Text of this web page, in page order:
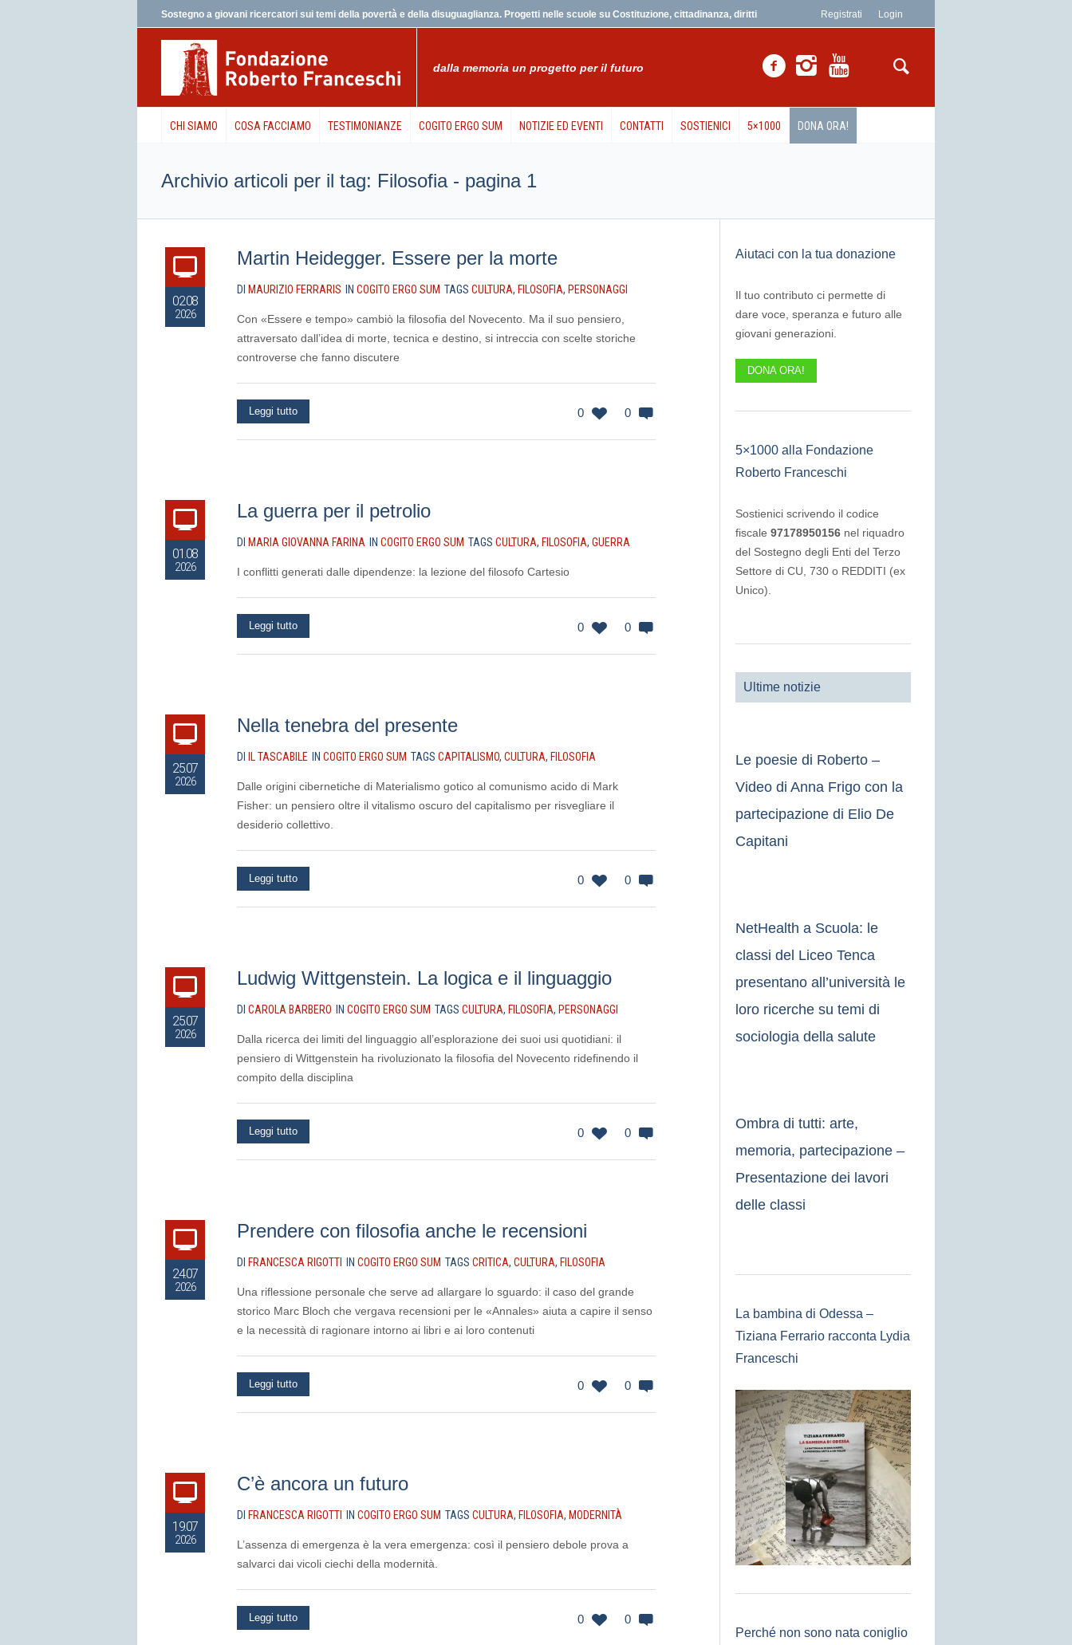
Registrati Login
Sostegno a giovani ricercatori sui temi della povertà e della disuguaglianza. Progetti nelle scuole su Costituzione, cittadinanza, diritti
dalla memoria un progetto per il futuro
CHI SIAMO COSA FACCIAMO TESTIMONIANZE COGITO ERGO SUM NOTIZIE ED EVENTI CONTATTI SOSTIENICI 5×1000 DONA ORA!
Archivio articoli per il tag: Filosofia - pagina 1
02.08
2026
Martin Heidegger. Essere per la morte
DI MAURIZIO FERRARIS IN COGITO ERGO SUM TAGS CULTURA, FILOSOFIA, PERSONAGGI
Con «Essere e tempo» cambiò la filosofia del Novecento. Ma il suo pensiero,
attraversato dall’idea di morte, tecnica e destino, si intreccia con scelte storiche
controverse che fanno discutere
0 0
Leggi tutto
01.08
2026
La guerra per il petrolio
DI MARIA GIOVANNA FARINA IN COGITO ERGO SUM TAGS CULTURA, FILOSOFIA, GUERRA
I conflitti generati dalle dipendenze: la lezione del filosofo Cartesio
0 0
Leggi tutto
25.07
2026
Nella tenebra del presente
DI IL TASCABILE IN COGITO ERGO SUM TAGS CAPITALISMO, CULTURA, FILOSOFIA
Dalle origini cibernetiche di Materialismo gotico al comunismo acido di Mark
Fisher: un pensiero oltre il vitalismo oscuro del capitalismo per risvegliare il
desiderio collettivo.
0 0
Leggi tutto
25.07
2026
Ludwig Wittgenstein. La logica e il linguaggio
DI CAROLA BARBERO IN COGITO ERGO SUM TAGS CULTURA, FILOSOFIA, PERSONAGGI
Dalla ricerca dei limiti del linguaggio all’esplorazione dei suoi usi quotidiani: il
pensiero di Wittgenstein ha rivoluzionato la filosofia del Novecento ridefinendo il
compito della disciplina
0 0
Leggi tutto
24.07
2026
Prendere con filosofia anche le recensioni
DI FRANCESCA RIGOTTI IN COGITO ERGO SUM TAGS CRITICA, CULTURA, FILOSOFIA
Una riflessione personale che serve ad allargare lo sguardo: il caso del grande
storico Marc Bloch che vergava recensioni per le «Annales» aiuta a capire il senso
e la necessità di ragionare intorno ai libri e ai loro contenuti
0 0
Leggi tutto
19.07
2026
C’è ancora un futuro
DI FRANCESCA RIGOTTI IN COGITO ERGO SUM TAGS CULTURA, FILOSOFIA, MODERNITÀ
L’assenza di emergenza è la vera emergenza: così il pensiero debole prova a
salvarci dai vicoli ciechi della modernità.
0 0
Leggi tutto
Aiutaci con la tua donazione
Il tuo contributo ci permette di
dare voce, speranza e futuro alle
giovani generazioni.
DONA ORA!
5×1000 alla Fondazione
Roberto Franceschi
Sostienici scrivendo il codice
fiscale97178950156 nel riquadro
del Sostegno degli Enti del Terzo
Settore di CU, 730 o REDDITI (ex
Unico).
Ultime notizie
Le poesie di Roberto –
Video di Anna Frigo con la
partecipazione di Elio De
Capitani
NetHealth a Scuola: le
classi del Liceo Tenca
presentano all’università le
loro ricerche su temi di
sociologia della salute
Ombra di tutti: arte,
memoria, partecipazione –
Presentazione dei lavori
delle classi
La bambina di Odessa –
Tiziana Ferrario racconta Lydia
Franceschi
Perché non sono nata coniglio